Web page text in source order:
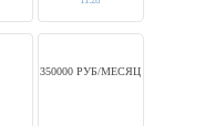
350000 РУБ/МЕСЯЦ